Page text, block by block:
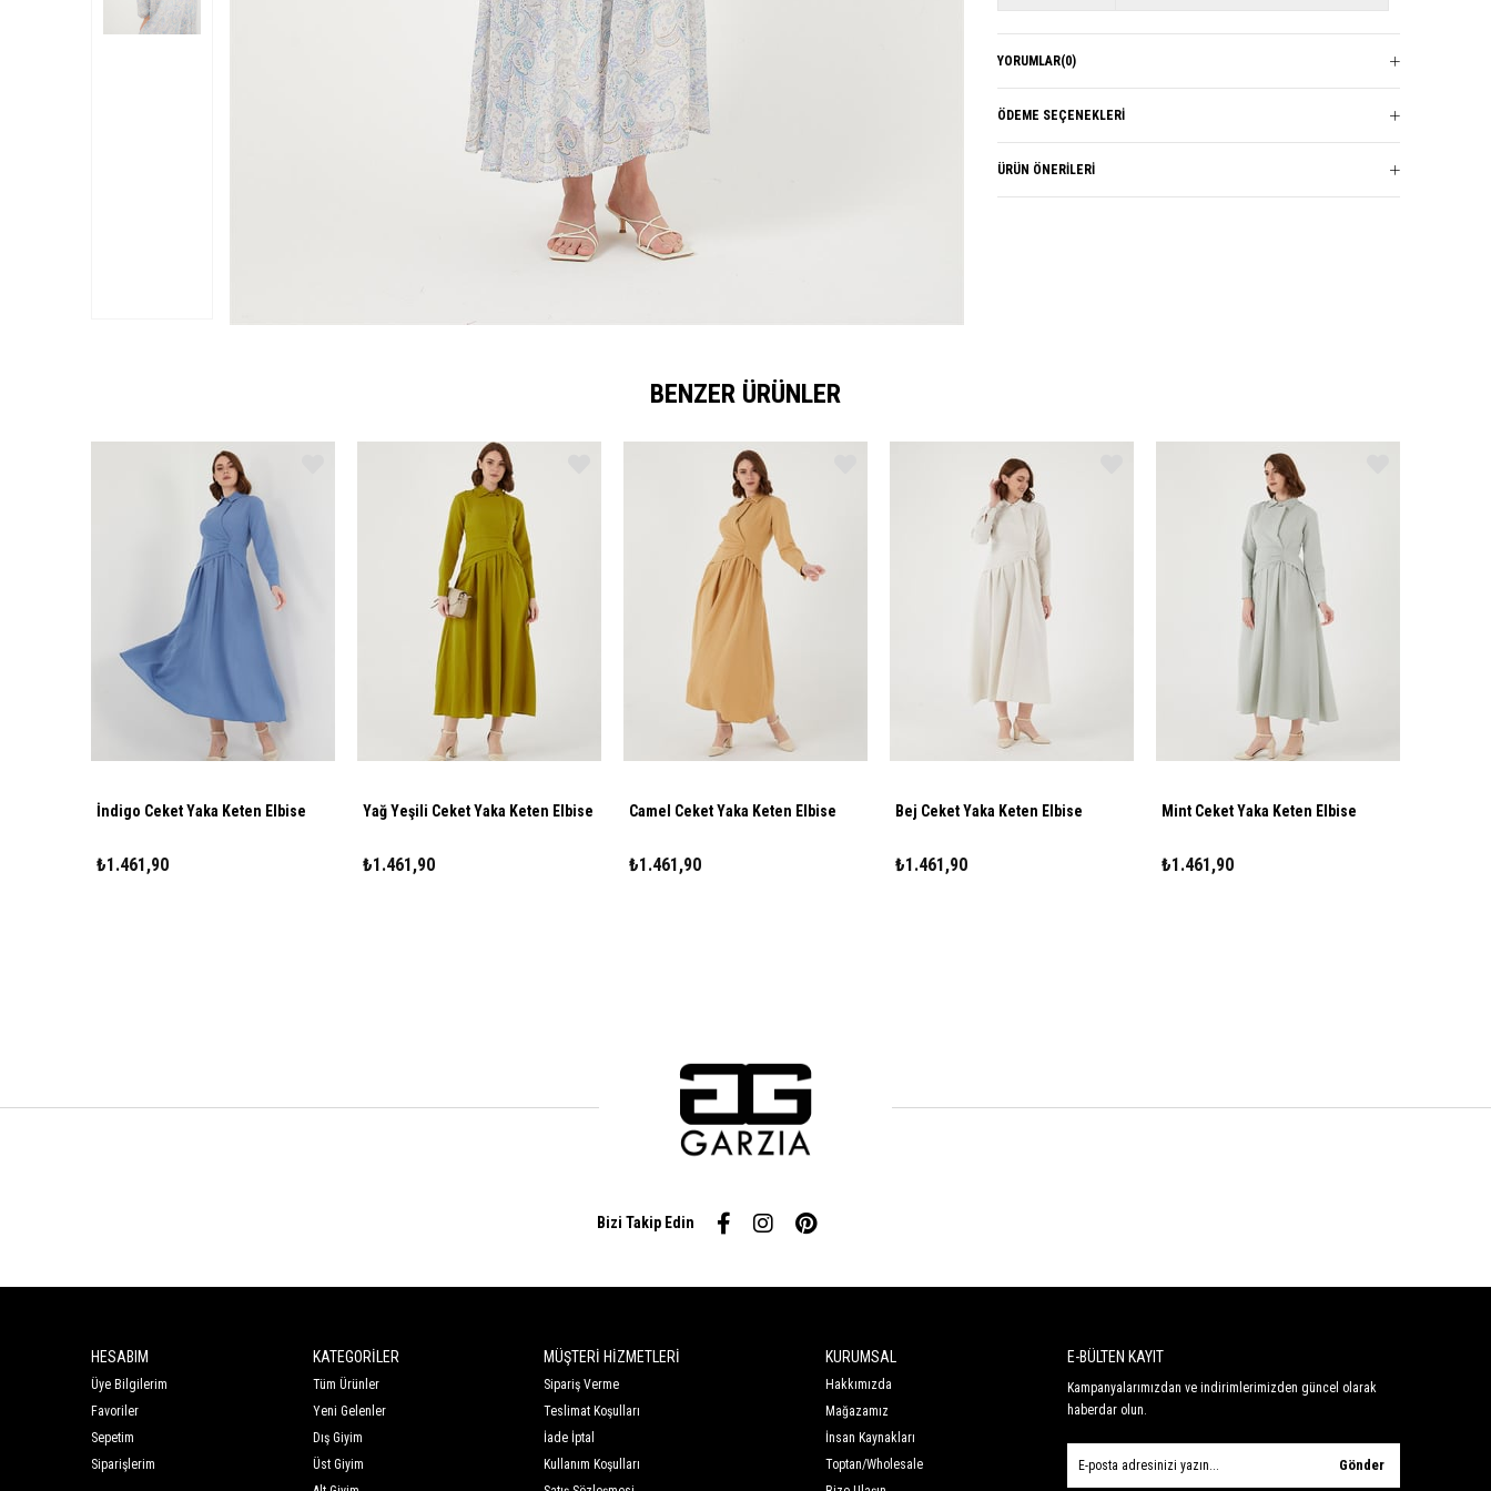
YORUMLAR(0)
ÖDEME SEÇENEKLERI
ÜRÜN ÖNERILERI
BENZER ÜRÜNLER
İndigo Ceket Yaka Keten Elbise
₺1.461,90
Yağ Yeşili Ceket Yaka Keten Elbise
₺1.461,90
Camel Ceket Yaka Keten Elbise
₺1.461,90
Bej Ceket Yaka Keten Elbise
₺1.461,90
Mint Ceket Yaka Keten Elbise
₺1.461,90
Bizi Takip Edin
HESABIM
Üye Bilgilerim
Favoriler
Sepetim
Siparişlerim
KATEGORİLER
Tüm Ürünler
Yeni Gelenler
Dış Giyim
Üst Giyim
MÜŞTERİ HİZMETLERİ
Sipariş Verme
Teslimat Koşulları
İade İptal
Kullanım Koşulları
KURUMSAL
Hakkımızda
Mağazamız
İnsan Kaynakları
Toptan/Wholesale
E-BÜLTEN KAYIT
Kampanyalarımızdan ve indirimlerimizden güncel olarak
haberdar olun.
Gönder